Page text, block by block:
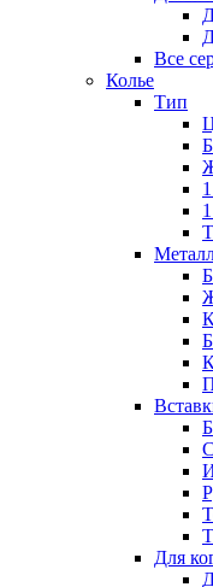
Все
Колье
Тип
Для